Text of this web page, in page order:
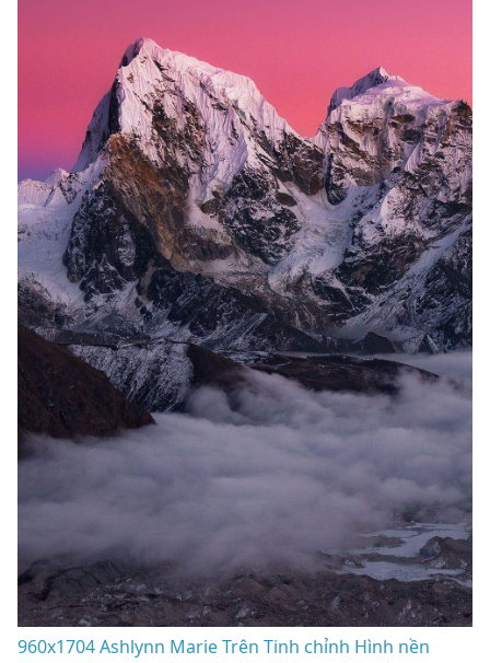
960x1704 Ashlynn Marie Trên Tinh chỉnh Hình nền